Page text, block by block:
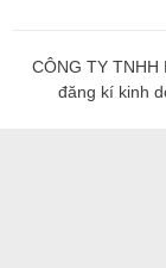
CÔNG TY TNHH
đăng kí kinh